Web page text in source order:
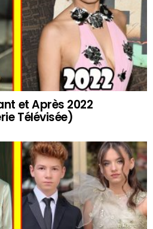
et Après 2022
Télévisée)